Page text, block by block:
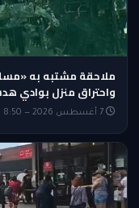
ملاحقة مشتبه به
واحتراق منزل بوادي